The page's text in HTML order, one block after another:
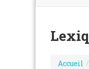
Accueil